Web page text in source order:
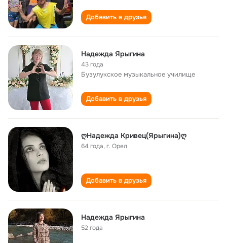
Добавить в друзья
Надежда Ярыгина
43 года
Бузулукское музыкальное училище
Добавить в друзья
ღНадежда Кривец(Ярыгина)ღ
64 года,г. Орел
Добавить в друзья
Надежда Ярыгина
52 года